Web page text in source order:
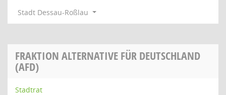
Stadt Dessau-Roßlau
FRAKTION ALTERNATIVE FÜR DEUTSCHLAND
(AFD)
Stadtrat